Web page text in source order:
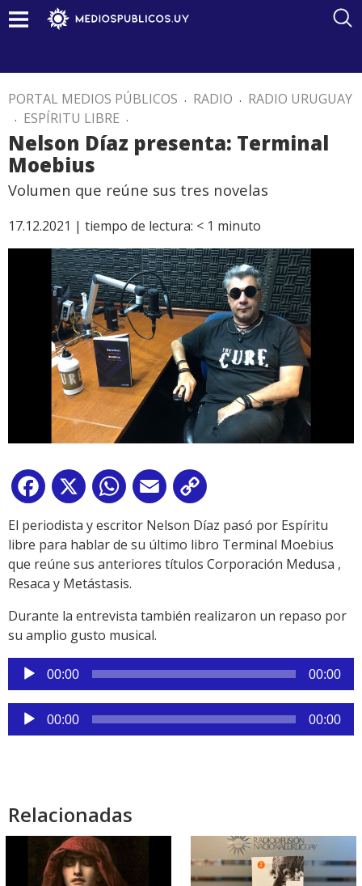
PORTAL MEDIOS PÚBLICOS . RADIO . RADIO URUGUAY
. ESPÍRITU LIBRE .
Nelson Díaz presenta: Terminal
Moebius
Volumen que reúne sus tres novelas
17.12.2021 | tiempo de lectura: < 1 minuto
Facebook
X WhatsApp
Email
Link
El periodista y escritor Nelson Díaz pasó por Espíritu
libre para hablar de su último libro Terminal Moebius
que reúne sus anteriores títulos Corporación Medusa ,
Resaca y Metástasis.
Durante la entrevista también realizaron un repaso por
su amplio gusto musical.
Reproductor
de
audio
00:00 00:00
Reproductor
de
00:00 00:00
Relacionadas